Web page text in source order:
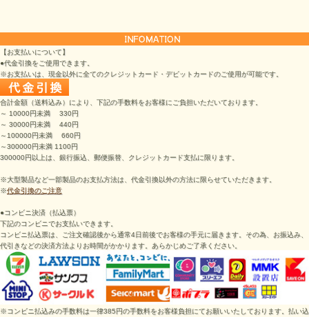
【お支払いについて】
●代金引換をご使用できます。
※お支払いは、現金以外に全てのクレジットカード・デビットカードのご使用が可能です。
合計金額（送料込み）により、下記の手数料をお客様にご負担いただいております。
～ 10000円未満 330円
～ 30000円未満 440円
～100000円未満 660円
～300000円未満 1100円
300000円以上は、銀行振込、郵便振替、クレジットカード支払に限ります。
※大型製品など一部製品のお支払方法は、代金引換以外の方法に限らせていただきます。
※代金引換のご注意
●コンビニ決済（払込票）
下記のコンビニでお支払いできます。
コンビニ払込票は、ご注文確認後から通常4日前後でお客様の手元に届きます。その為、お振込み、
代引きなどの決済方法よりお時間がかかります。あらかじめご了承ください。
※コンビニ払込みの手数料は一律385円の手数料をお客様負担にてお願いいたしております。払い込